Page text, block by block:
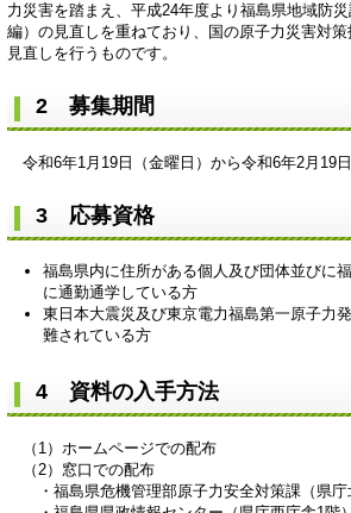
力災害を踏まえ、平成24年度より福島県地域防
編）の見直しを重ねており、国の原子力災害対
見直しを行うものです。
2 募集期間
令和6年1月19日（金曜日）から令和6年2月19
3 応募資格
福島県内に住所がある個人及び団体並びに
に通勤通学している方
東日本大震災及び東京電力福島第一原子力
難されている方
4 資料の入手方法
（1）ホームページでの配布
（2）窓口での配布
・福島県危機管理部原子力安全対策課（県庁